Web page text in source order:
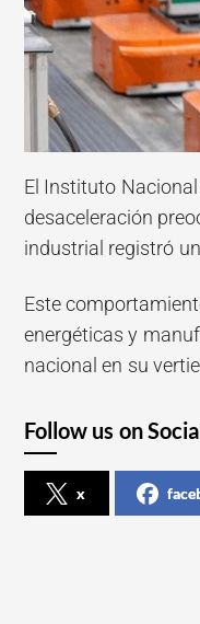
El Instituto
desaceleración
industrial registró
Este
energéticas y
nacional en su
Follow us on
x